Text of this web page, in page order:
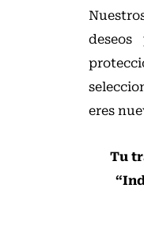
eres
Tu